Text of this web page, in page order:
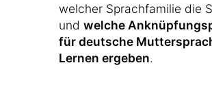
welcher Sprachfamilie die
und welche
für deutsche
Lernen ergeben.